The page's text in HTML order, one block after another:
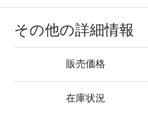
その他の詳細情報
販売価格
在庫状況